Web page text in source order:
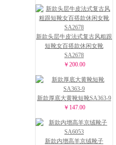
新款头层牛皮法式复古风粗跟
短靴女百搭款休闲女靴
SA2678
￥200.00
新款厚底大黄靴短靴SA363-9
￥147.00
新款内增高羊京绒靴子